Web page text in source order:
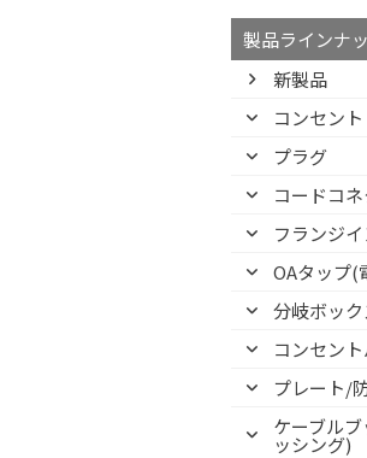
製品ラインナ
新製品
コンセント
プラグ
コードコ
フランジ
OAタップ(
分岐ボック
コンセン
プレート/
ケーブル
ッシング)